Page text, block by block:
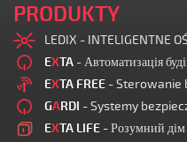
PRODUKTY
LEDIX - INTELIGENTNE
EXTA - Автоматизація
EXTA FREE - Sterowanie
GARDI - Systemy
EXTA LIFE - Розумний дім